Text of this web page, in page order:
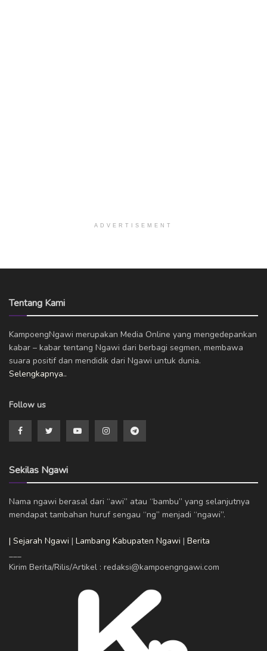
ADVERTISEMENT
Tentang Kami
KampoengNgawi merupakan Media Online yang mengedepankan
kabar – kabar tentang Ngawi dari berbagi segmen, membawa
suara positif dan mendidik dari Ngawi untuk dunia.
Selengkapnya..
Follow us
Sekilas Ngawi
Nama ngawi berasal dari “awi” atau “bambu” yang selanjutnya
mendapat tambahan huruf sengau “ng” menjadi “ngawi”.
| Sejarah Ngawi | Lambang Kabupaten Ngawi | Berita
___
Kirim Berita/Rilis/Artikel : redaksi@kampoengngawi.com